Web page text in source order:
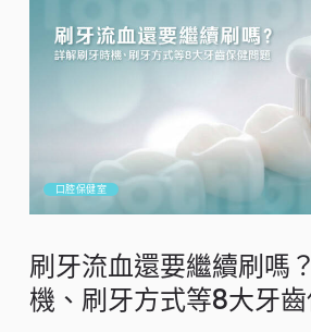
口腔保健室
刷牙流血還要繼續刷嗎
機、刷牙方式等8大牙